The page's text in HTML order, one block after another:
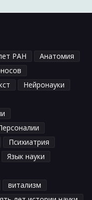
РАН
Анатомия
Нейронауки
Психиатрия
Язык науки
витализм